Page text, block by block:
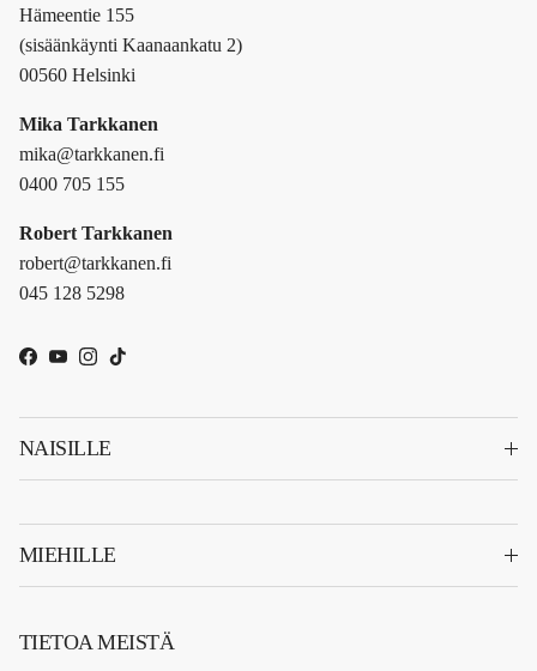
Hämeentie 155
(sisäänkäynti Kaanaankatu 2)
00560 Helsinki
Mika Tarkkanen
mika@tarkkanen.fi
0400 705 155
Robert Tarkkanen
robert@tarkkanen.fi
045 128 5298
Facebook
YouTube
Instagram
TikTok
NAISILLE
MIEHILLE
TIETOA MEISTÄ